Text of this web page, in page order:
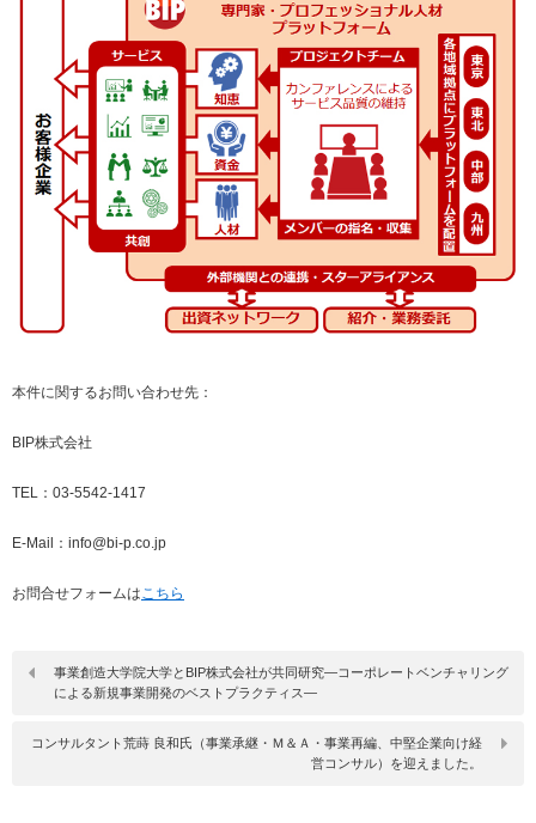
本件に関するお問い合わせ先：
BIP株式会社
TEL：03-5542-1417
E-Mail：info@bi-p.co.jp
お問合せフォームはこちら
事業創造大学院大学とBIP株式会社が共同研究―コーポレートベンチャリング
による新規事業開発のベストプラクティス―
コンサルタント荒蒔 良和氏（事業承継・Ｍ＆Ａ・事業再編、中堅企業向け経
営コンサル）を迎えました。